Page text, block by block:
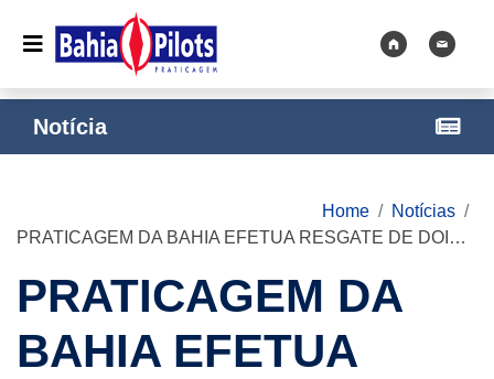
Notícia
Home
Notícias
PRATICAGEM DA BAHIA EFETUA RESGATE DE DOIS TRIPULANTES DE VELEIRO
PRATICAGEM DA
BAHIA EFETUA